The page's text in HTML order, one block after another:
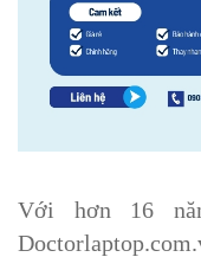
Với hơn 16